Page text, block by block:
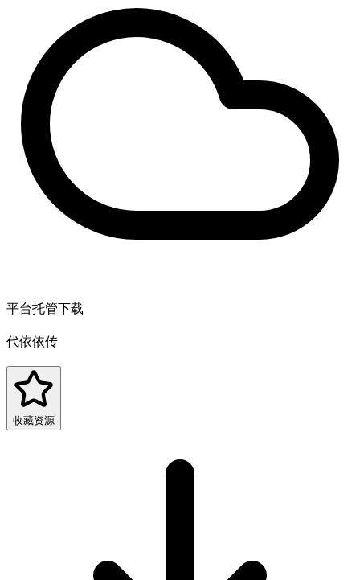
平台托管下载
代依依传
收藏资源